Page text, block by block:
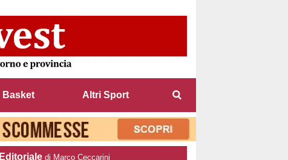
Basket Altri Sport
Editoriale di Marco Ceccarini